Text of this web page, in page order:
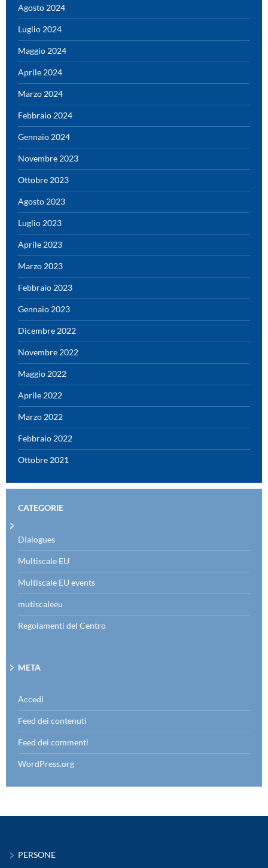
Agosto 2024
Luglio 2024
Maggio 2024
Aprile 2024
Marzo 2024
Febbraio 2024
Gennaio 2024
Novembre 2023
Ottobre 2023
Agosto 2023
Luglio 2023
Aprile 2023
Marzo 2023
Febbraio 2023
Gennaio 2023
Dicembre 2022
Novembre 2022
Maggio 2022
Aprile 2022
Marzo 2022
Febbraio 2022
Ottobre 2021
CATEGORIE
Dialogues
Multiscale EU
Multiscale EU events
mutiscaleeu
Regolamenti del Centro
META
Accedi
Feed dei contenuti
Feed dei commenti
WordPress.org
PERSONE